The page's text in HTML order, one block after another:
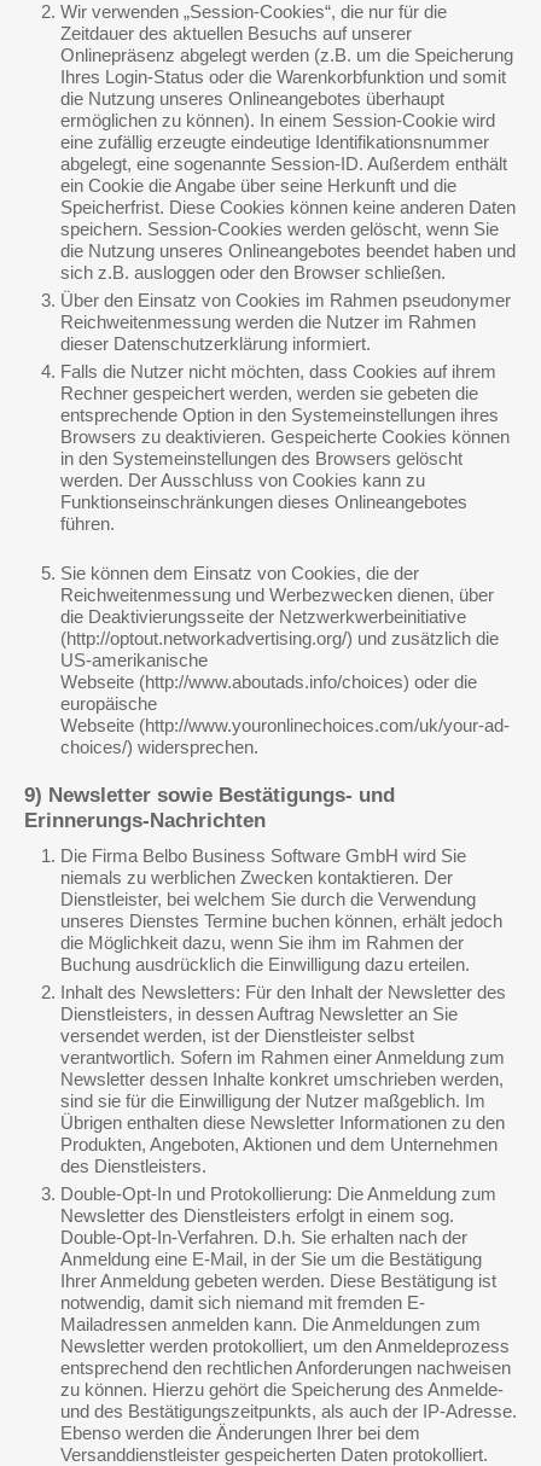
Wir verwenden „Session-Cookies“, die nur für die
Zeitdauer des aktuellen Besuchs auf unserer
Onlinepräsenz abgelegt werden (z.B. um die Speicherung
Ihres Login-Status oder die Warenkorbfunktion und somit
die Nutzung unseres Onlineangebotes überhaupt
ermöglichen zu können). In einem Session-Cookie wird
eine zufällig erzeugte eindeutige Identifikationsnummer
abgelegt, eine sogenannte Session-ID. Außerdem enthält
ein Cookie die Angabe über seine Herkunft und die
Speicherfrist. Diese Cookies können keine anderen Daten
speichern. Session-Cookies werden gelöscht, wenn Sie
die Nutzung unseres Onlineangebotes beendet haben und
sich z.B. ausloggen oder den Browser schließen.
Über den Einsatz von Cookies im Rahmen pseudonymer
Reichweitenmessung werden die Nutzer im Rahmen
dieser Datenschutzerklärung informiert.
Falls die Nutzer nicht möchten, dass Cookies auf ihrem
Rechner gespeichert werden, werden sie gebeten die
entsprechende Option in den Systemeinstellungen ihres
Browsers zu deaktivieren. Gespeicherte Cookies können
in den Systemeinstellungen des Browsers gelöscht
werden. Der Ausschluss von Cookies kann zu
Funktionseinschränkungen dieses Onlineangebotes
führen.
Sie können dem Einsatz von Cookies, die der
Reichweitenmessung und Werbezwecken dienen, über
die Deaktivierungsseite der Netzwerkwerbeinitiative
(http://optout.networkadvertising.org/) und zusätzlich die
US-amerikanische
Webseite (http://www.aboutads.info/choices) oder die
europäische
Webseite (http://www.youronlinechoices.com/uk/your-ad-
choices/) widersprechen.
9) Newsletter sowie Bestätigungs- und
Erinnerungs-Nachrichten
Die Firma Belbo Business Software GmbH wird Sie
niemals zu werblichen Zwecken kontaktieren. Der
Dienstleister, bei welchem Sie durch die Verwendung
unseres Dienstes Termine buchen können, erhält jedoch
die Möglichkeit dazu, wenn Sie ihm im Rahmen der
Buchung ausdrücklich die Einwilligung dazu erteilen.
Inhalt des Newsletters: Für den Inhalt der Newsletter des
Dienstleisters, in dessen Auftrag Newsletter an Sie
versendet werden, ist der Dienstleister selbst
verantwortlich. Sofern im Rahmen einer Anmeldung zum
Newsletter dessen Inhalte konkret umschrieben werden,
sind sie für die Einwilligung der Nutzer maßgeblich. Im
Übrigen enthalten diese Newsletter Informationen zu den
Produkten, Angeboten, Aktionen und dem Unternehmen
des Dienstleisters.
Double-Opt-In und Protokollierung: Die Anmeldung zum
Newsletter des Dienstleisters erfolgt in einem sog.
Double-Opt-In-Verfahren. D.h. Sie erhalten nach der
Anmeldung eine E-Mail, in der Sie um die Bestätigung
Ihrer Anmeldung gebeten werden. Diese Bestätigung ist
notwendig, damit sich niemand mit fremden E-
Mailadressen anmelden kann. Die Anmeldungen zum
Newsletter werden protokolliert, um den Anmeldeprozess
entsprechend den rechtlichen Anforderungen nachweisen
zu können. Hierzu gehört die Speicherung des Anmelde-
und des Bestätigungszeitpunkts, als auch der IP-Adresse.
Ebenso werden die Änderungen Ihrer bei dem
Versanddienstleister gespeicherten Daten protokolliert.